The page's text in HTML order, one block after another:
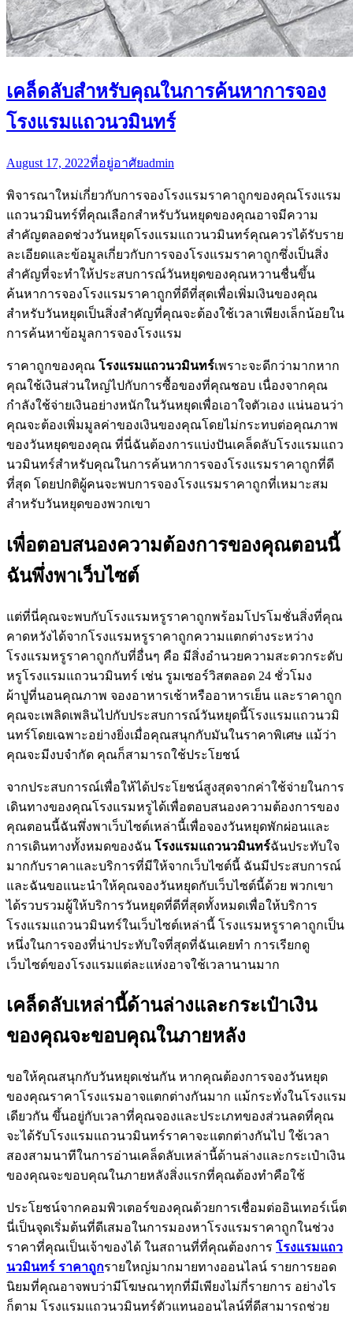
เคล็ดลับสำหรับคุณในการค้นหาการจอง
โรงแรมแถวนวมินทร์
August 17, 2022ที่อยู่อาศัยadmin
พิจารณาใหม่เกี่ยวกับการจองโรงแรมราคาถูกของคุณโรงแรม
แถวนวมินทร์ที่คุณเลือกสำหรับวันหยุดของคุณอาจมีความ
สำคัญตลอดช่วงวันหยุดโรงแรมแถวนวมินทร์คุณควรได้รับราย
ละเอียดและข้อมูลเกี่ยวกับการจองโรงแรมราคาถูกซึ่งเป็นสิ่ง
สำคัญที่จะทำให้ประสบการณ์วันหยุดของคุณหวานชื่นขึ้น
ค้นหาการจองโรงแรมราคาถูกที่ดีที่สุดเพื่อเพิ่มเงินของคุณ
สำหรับวันหยุดเป็นสิ่งสำคัญที่คุณจะต้องใช้เวลาเพียงเล็กน้อยใน
การค้นหาข้อมูลการจองโรงแรม
ราคาถูกของคุณ โรงแรมแถวนวมินทร์เพราะจะดีกว่ามากหาก
คุณใช้เงินส่วนใหญ่ไปกับการซื้อของที่คุณชอบ เนื่องจากคุณ
กำลังใช้จ่ายเงินอย่างหนักในวันหยุดเพื่อเอาใจตัวเอง แน่นอนว่า
คุณจะต้องเพิ่มมูลค่าของเงินของคุณโดยไม่กระทบต่อคุณภาพ
ของวันหยุดของคุณ ที่นี่ฉันต้องการแบ่งปันเคล็ดลับโรงแรมแถว
นวมินทร์สำหรับคุณในการค้นหาการจองโรงแรมราคาถูกที่ดี
ที่สุด โดยปกติผู้คนจะพบการจองโรงแรมราคาถูกที่เหมาะสม
สำหรับวันหยุดของพวกเขา
เพื่อตอบสนองความต้องการของคุณตอนนี้
ฉันพึ่งพาเว็บไซต์
แต่ที่นี่คุณจะพบกับโรงแรมหรูราคาถูกพร้อมโปรโมชั่นสิ่งที่คุณ
คาดหวังได้จากโรงแรมหรูราคาถูกความแตกต่างระหว่าง
โรงแรมหรูราคาถูกกับที่อื่นๆ คือ มีสิ่งอำนวยความสะดวกระดับ
หรูโรงแรมแถวนวมินทร์ เช่น รูมเซอร์วิสตลอด 24 ชั่วโมง
ผ้าปูที่นอนคุณภาพ จองอาหารเช้าหรืออาหารเย็น และราคาถูก
คุณจะเพลิดเพลินไปกับประสบการณ์วันหยุดนี้โรงแรมแถวนวมิ
นทร์โดยเฉพาะอย่างยิ่งเมื่อคุณสนุกกับมันในราคาพิเศษ แม้ว่า
คุณจะมีงบจำกัด คุณก็สามารถใช้ประโยชน์
จากประสบการณ์เพื่อให้ได้ประโยชน์สูงสุดจากค่าใช้จ่ายในการ
เดินทางของคุณโรงแรมหรูได้เพื่อตอบสนองความต้องการของ
คุณตอนนี้ฉันพึ่งพาเว็บไซต์เหล่านี้เพื่อจองวันหยุดพักผ่อนและ
การเดินทางทั้งหมดของฉัน โรงแรมแถวนวมินทร์ฉันประทับใจ
มากกับราคาและบริการที่มีให้จากเว็บไซต์นี้ ฉันมีประสบการณ์
และฉันขอแนะนำให้คุณจองวันหยุดกับเว็บไซต์นี้ด้วย พวกเขา
ได้รวบรวมผู้ให้บริการวันหยุดที่ดีที่สุดทั้งหมดเพื่อให้บริการ
โรงแรมแถวนวมินทร์ในเว็บไซต์เหล่านี้ โรงแรมหรูราคาถูกเป็น
หนึ่งในการจองที่น่าประทับใจที่สุดที่ฉันเคยทำ การเรียกดู
เว็บไซต์ของโรงแรมแต่ละแห่งอาจใช้เวลานานมาก
เคล็ดลับเหล่านี้ด้านล่างและกระเป๋าเงิน
ของคุณจะขอบคุณในภายหลัง
ขอให้คุณสนุกกับวันหยุดเช่นกัน หากคุณต้องการจองวันหยุด
ของคุณราคาโรงแรมอาจแตกต่างกันมาก แม้กระทั่งในโรงแรม
เดียวกัน ขึ้นอยู่กับเวลาที่คุณจองและประเภทของส่วนลดที่คุณ
จะได้รับโรงแรมแถวนวมินทร์ราคาจะแตกต่างกันไป ใช้เวลา
สองสามนาทีในการอ่านเคล็ดลับเหล่านี้ด้านล่างและกระเป๋าเงิน
ของคุณจะขอบคุณในภายหลังสิ่งแรกที่คุณต้องทำคือใช้
ประโยชน์จากคอมพิวเตอร์ของคุณด้วยการเชื่อมต่ออินเทอร์เน็ต
นี่เป็นจุดเริ่มต้นที่ดีเสมอในการมองหาโรงแรมราคาถูกในช่วง
ราคาที่คุณเป็นเจ้าของได้ ในสถานที่ที่คุณต้องการ โรงแรมแถว
นวมินทร์ ราคาถูกรายใหญ่มากมายทางออนไลน์ รายการยอด
นิยมที่คุณอาจพบว่ามีโฆษณาทุกที่มีเพียงไม่กี่รายการ อย่างไร
ก็ตาม โรงแรมแถวนวมินทร์ตัวแทนออนไลน์ที่ดีสามารถช่วย